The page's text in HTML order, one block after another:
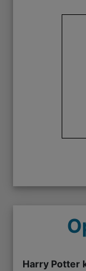
Harry Potter